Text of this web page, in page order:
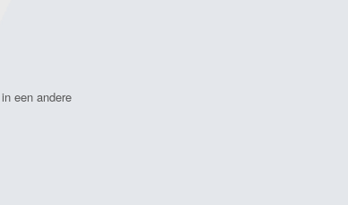
een andere